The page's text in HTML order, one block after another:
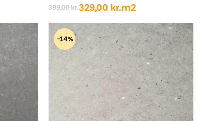
399,00kr.
Den
oprindelige
pris
var:
399,00 kr..
329,00 kr.
Den
aktuelle
pris
er:
329,00 kr..
m2
-14%